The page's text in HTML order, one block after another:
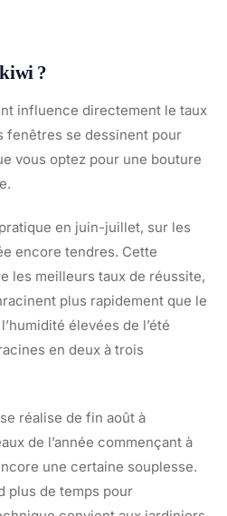
?
influence directement le taux
fenêtres se dessinent pour
vous optez pour une bouture
en juin-juillet, sur les
encore tendres. Cette
les meilleurs taux de réussite,
plus rapidement que le
élevées de l’été
en deux à trois
se réalise de fin août à
de l’année commençant à
une certaine souplesse.
plus de temps pour